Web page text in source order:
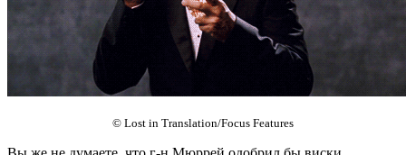
© Lost in Translation/Focus Features